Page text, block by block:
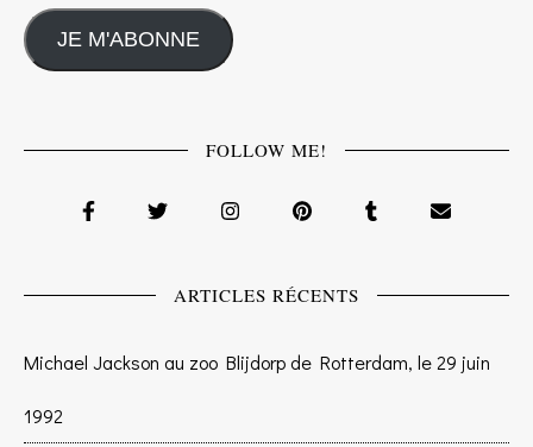
JE M'ABONNE
FOLLOW ME!
ARTICLES RÉCENTS
Michael Jackson au zoo Blijdorp de Rotterdam, le 29 juin
1992